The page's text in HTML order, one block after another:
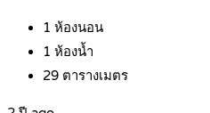
1 ห้องนอน
1 ห้องน้ำ
29 ตารางเมตร